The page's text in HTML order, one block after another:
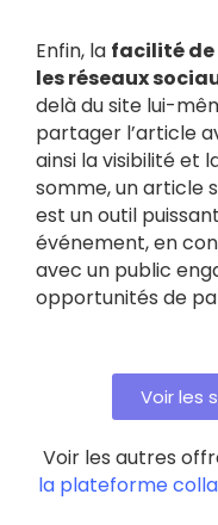
Enfin, la facilité de
les réseaux
delà du site lui-
partager l’article
ainsi la visibilité et
somme, un article
est un outil
événement, en
avec un public
opportunités de
Voir les
Voir les autres
la plateforme